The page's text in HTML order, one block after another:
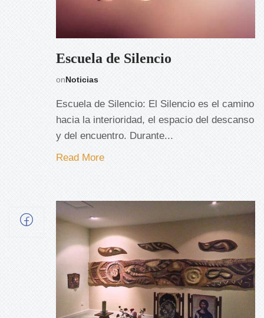
Escuela de Silencio
onNoticias
Escuela de Silencio: El Silencio es el camino
hacia la interioridad, el espacio del descanso
y del encuentro. Durante...
Read More